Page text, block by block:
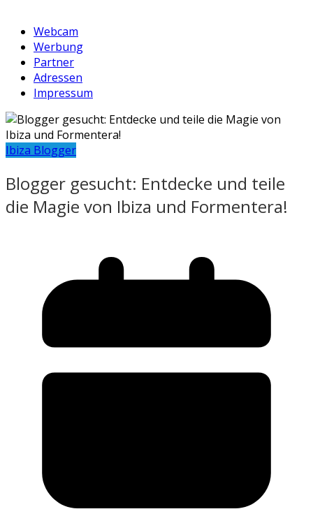
Webcam
Werbung
Partner
Adressen
Impressum
Ibiza Blogger
Blogger gesucht: Entdecke und teile
die Magie von Ibiza und Formentera!